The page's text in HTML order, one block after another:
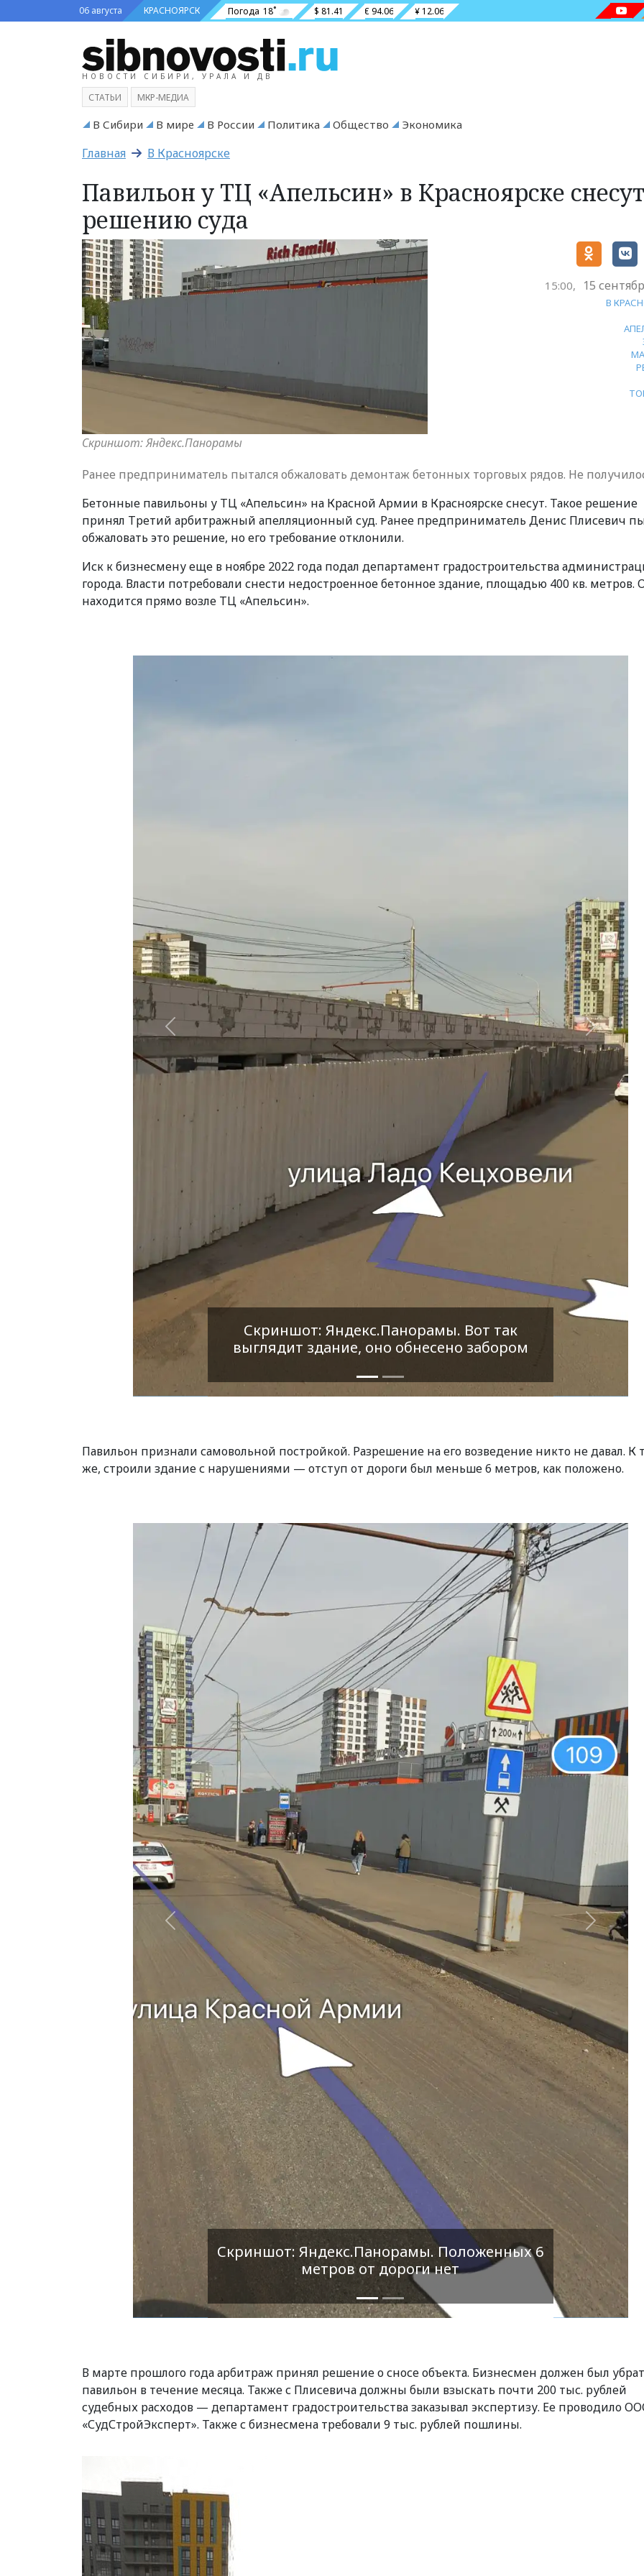
06 августа КРАСНОЯРСК Погода 18˚ $ 81.41 € 94.06 ¥ 12.06
НОВОСТИ СИБИРИ, УРАЛА И ДВ
СТАТЬИ МКР-МЕДИА
В Сибири В мире В России Политика Общество Экономика
Главная В Красноярске
Павильон у ТЦ «Апельсин» в Красноярске
решению суда
Скриншот: Яндекс.Панорамы
15:00, 15
В
Ранее предприниматель пытался обжаловать демонтаж бетонных торговых рядов. Не
Бетонные павильоны у ТЦ «Апельсин» на Красной Армии в Красноярске снесут. Такое решение
принял Третий арбитражный апелляционный суд. Ранее предприниматель Денис Плисевич
обжаловать это решение, но его требование отклонили.
Иск к бизнесмену еще в ноябре 2022 года подал департамент градостроительства
города. Власти потребовали снести недостроенное бетонное здание, площадью 400 кв. метров.
находится прямо возле ТЦ «Апельсин».
Скриншот: Яндекс.Панорамы. Вот так
выглядит здание, оно обнесено забором
Назад Вперед
Павильон признали самовольной постройкой. Разрешение на его возведение никто не давал. К
же, строили здание с нарушениями — отступ от дороги был меньше 6 метров, как положено.
Скриншот: Яндекс.Панорамы. Положенных 6
метров от дороги нет
Назад Вперед
В марте прошлого года арбитраж принял решение о сносе объекта. Бизнесмен должен был
павильон в течение месяца. Также с Плисевича должны были взыскать почти 200 тыс. рублей
судебных расходов — департамент градостроительства заказывал экспертизу. Ее проводило
«СудСтройЭксперт». Также с бизнесмена требовали 9 тыс. рублей пошлины.